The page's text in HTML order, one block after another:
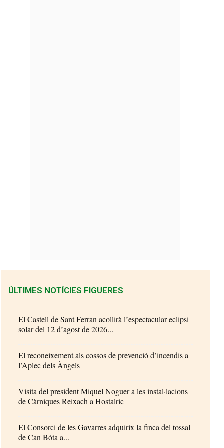
ÚLTIMES NOTÍCIES FIGUERES
El Castell de Sant Ferran acollirà l’espectacular eclipsi
solar del 12 d’agost de 2026...
El reconeixement als cossos de prevenció d’incendis a
l’Aplec dels Àngels
Visita del president Miquel Noguer a les instal·lacions
de Càrniques Reixach a Hostalric
El Consorci de les Gavarres adquirix la finca del tossal
de Can Bóta a...